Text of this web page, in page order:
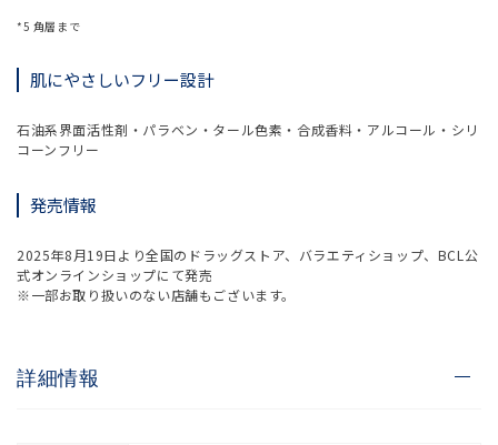
*5 角層まで
肌にやさしいフリー設計
石油系界面活性剤・パラベン・タール色素・合成香料・アルコール・シリ
コーンフリー
発売情報
2025年8月19日より全国のドラッグストア、バラエティショップ、BCL公
式オンラインショップにて発売
※一部お取り扱いのない店舗もございます。
詳細情報